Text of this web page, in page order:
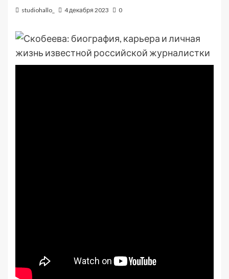
studiohallo_ 4 декабря 2023 0